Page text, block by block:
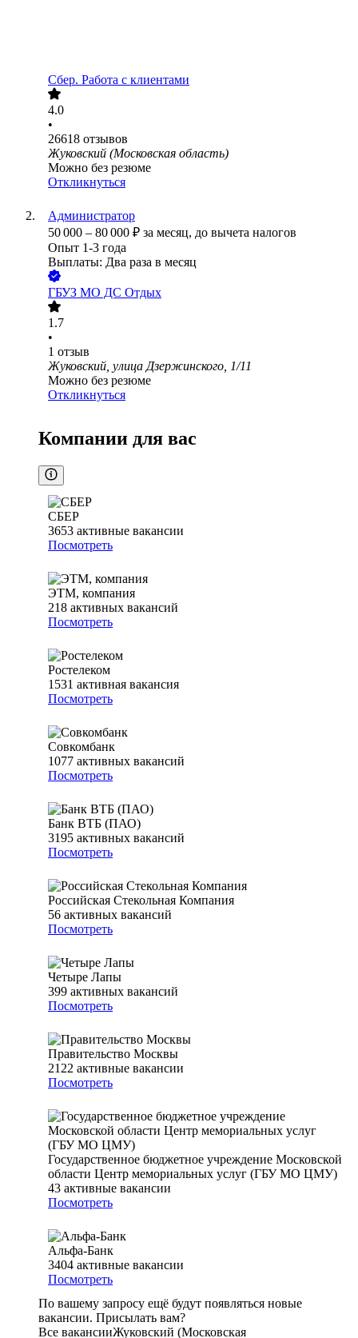
Сбер. Работа с клиентами
4.0
•
26618 отзывов
Жуковский (Московская область)
Можно без резюме
Откликнуться
Администратор
50 000 – 80 000 ₽ за месяц, до вычета налогов
Опыт 1-3 года
Выплаты: Два раза в месяц
ГБУЗ МО ДС Отдых
1.7
•
1 отзыв
Жуковский, улица Дзержинского, 1/11
Можно без резюме
Откликнуться
Компании для вас
СБЕР
3653 активные вакансии
Посмотреть
ЭТМ, компания
218 активных вакансий
Посмотреть
Ростелеком
1531 активная вакансия
Посмотреть
Совкомбанк
1077 активных вакансий
Посмотреть
Банк ВТБ (ПАО)
3195 активных вакансий
Посмотреть
Российская Стекольная Компания
56 активных вакансий
Посмотреть
Четыре Лапы
399 активных вакансий
Посмотреть
Правительство Москвы
2122 активные вакансии
Посмотреть
Государственное бюджетное учреждение Московской
области Центр мемориальных услуг (ГБУ МО ЦМУ)
43 активные вакансии
Посмотреть
Альфа-Банк
3404 активные вакансии
Посмотреть
По вашему запросу ещё будут появляться новые
вакансии. Присылать вам?
Все вакансииЖуковский (Московская